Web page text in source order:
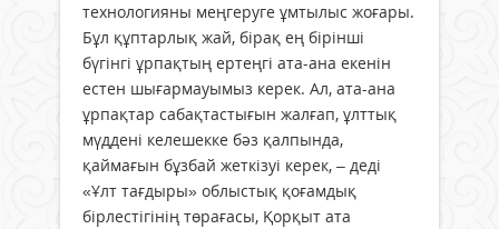
технологияны меңгеруге ұмтылыс жоғары.
Бұл құптарлық жай, бірақ ең бірінші
бүгінгі ұрпақтың ертеңгі ата-ана екенін
естен шығармауымыз керек. Ал, ата-ана
ұрпақтар сабақтастығын жалғап, ұлттық
мүддені келешекке бәз қалпында,
қаймағын бұзбай жеткізуі керек, – деді
«Ұлт тағдыры» облыстық қоғамдық
бірлестігінің төрағасы, Қорқыт ата